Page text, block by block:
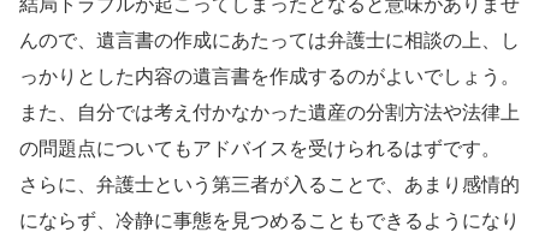
結局トラブルが起こってしまったとなると意味がありませ
んので、遺言書の作成にあたっては弁護士に相談の上、し
っかりとした内容の遺言書を作成するのがよいでしょう。
また、自分では考え付かなかった遺産の分割方法や法律上
の問題点についてもアドバイスを受けられるはずです。
さらに、弁護士という第三者が入ることで、あまり感情的
にならず、冷静に事態を見つめることもできるようになり